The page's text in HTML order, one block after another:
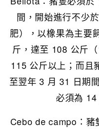
間，開始進行不少
肥），以橡果為主要
斤，達至 108 公斤
115 公斤以上；而且
至翌年 3 月 31 日期
必須為 14
Cebo de campo：豬